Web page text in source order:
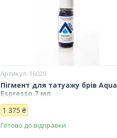
16020
Пігмент для татуажу брів Aqua
Espresso 7 мл
1 375 ₴
Готово до відправки